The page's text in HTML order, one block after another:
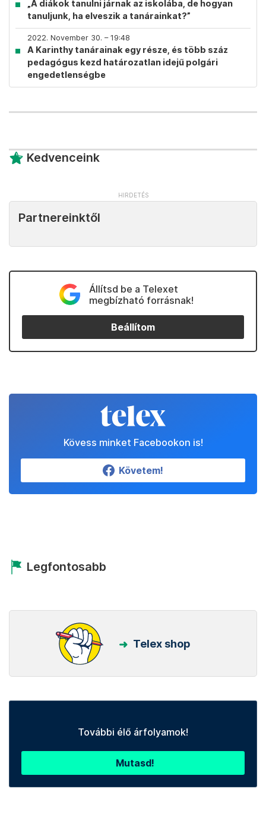
„A diákok tanulni járnak az iskolába, de hogyan
tanuljunk, ha elveszik a tanárainkat?”
2022. November 30. – 19:48
A Karinthy tanárainak egy része, és több száz
pedagógus kezd határozatlan idejű polgári
engedetlenségbe
Kedvenceink
Partnereinktől
Állítsd be a Telexet
megbízható forrásnak!
Beállítom
Kövess minket Facebookon is!
Követem!
Legfontosabb
Telex shop
További élő árfolyamok!
Mutasd!